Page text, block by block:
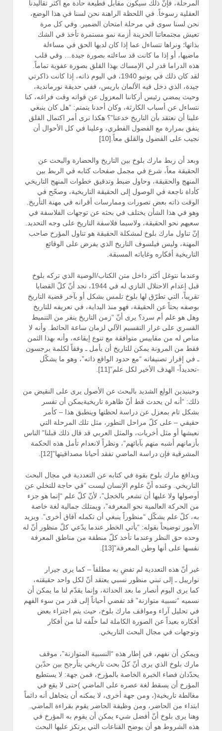
المرحلة، فإنّ ذلك سيكون مقابل قطيعة حادة مع أكثر تقاليدنا
العقلية رسوخاً. في اللحظة الراهنة نحن لسنا في هذا الوضع،
نحن لسنا سوى في مرحلة امتحان الضمير. وفي كل مرة
تعيش مجتمعاتنا الحزينة أزمة نمو مستمرة تأخذ في الشك
بذاتها؛ ونراها تتساءل عما إذا كان لديها الحق في مساءلة
ماضيها، أو إذا ما كانت قد ساءلته بصورة جيدة… وفي قلب
هذه الدراما قدر لي الإمساك بهذا القلق بصورة عفوية تماماً.
لقد كان ذلك في يونيو 1940، في اليوم ذاته، إذا كانت ذاكرتي
جيدة، الذي دخل فيه الألمان باريس، ففي حديقة نورماندية،
وحيث يمضي رئيس أركاننا المعزول عن قواته وقت فراغه، كنا
نتساءل عن أسباب الكارثة، وكان أحدنا يتمتم: “هل كان ينبغي
علينا أن نعتقد بأن التاريخ خدعنا”؟ هكذا نرى أمر اكتمال القلق
يتفق بمرارة مع الفضول الفطري، وعلينا في كل الأحوال أن
نجيب على الفضول والقلق معاً.[10]
وبعد أن ربط مارك بلوخ بين التاريخ والحضارة والبحث عن
الحقيقة معاً، شرع في مجمل صفحات كتابه في الربط بين
المنهج والحقيقة، وحاول ضبط وتدقيق خطوات المنهج التاريخي
كأداة ناجعة في الوصول إلى الحقيقة التاريخية، وصحّح في
الوقت ذاته بعض تصورات وممارسات أقرانه في مهنة التأريخ.
وهو في هذا الشأن يختلف في بحثه عن توجهات الفلاسفة في
سعيهم نحو الحقيقة، ولاسيما فلاسفة التاريخ على وجه التحديد.
إنّ تناول مارك بلوخ لمشكلة الحقيقة هو تناول المؤرخ صاحب
المهنة، وليس فيلسوف التاريخ الذي يفرض على الوقائع
التاريخية أفكاره وغاياته المسبقة.
وعندما نتوغل أكثر داخل متن الكتاب/الوصية الذي تركه بلوخ
قبل إعدام الاحتلال النازي له في 1944، نجد أنّ كلّ القضايا
تقريباً، التي تطرّق لها بلوخ تلمس بشكل أو بآخر قضية التاريخ
بوصفه بحثاً عن الحقيقة، فهو منذ البداية، في تعريفه للتاريخ
وهل هو علم أم سرد؟ يرى أنّ “زمن التاريخ ينفر من التنميط
القسري على غرار التقسيم الآلي لزمان ساعة الحائط. وأنه لا
مناص له من مقاييس متوافقة مع تنوع إيقاعه، وأنه بهذا الثمن
فقط من المرونة يمكن للتاريخ أن يأمل ـ وفقاً لكلمة برجسون
ـ في إقرار تصنيفاته “مع حدود الواقع ذاته”، وهو ما يشكّل
-تحديداً- الهدف الأخير لكل علم”[11].
وحينيدين الولع الشديد بالبحث عن الأصول يرى على النقيض من
ذلك: “أنه لن يحدث قط أنّ ظاهرة تاريخيةيمكن أن تفسر
بشكل تام بمعزل عن دراسة لحظتها وينطبق هذا – كأمر
حقيقي – على كلّ مراحل التطور، مثل تلك المرحلة التي
نعيشها أو مثل أخريات، والمثل العربي قد قال ذلك قبلنا” الناس
بأزمانهم أشبه منهم بآبائهم”، ونظراً لانعدام تأمل هذه الحكمة
المشرقية فإن دراسة الماضي تفقد أحيانا مصداقيتها”[12].
ويدافع مارك بلوخ بقوة في كتابه عن التعددية في مجال البحث
التاريخي. وعنده أنّ علوم الإنسان ليست “في حاجة للتخلي عن
أوصولها ولا عليها أن تشعر بالخجل”، لأنّ كلّ علم “إنما هو جزء
من الحركة العالمية نحو المعرفة”، ويمتلك جمالية لغة خاصة
به، كلّ علم يشكّل “منظوراً ينبغي أن تكمله آفاق أخرى”. ويزيد
الأمور توضيحاً بقوله: “يأتي الخطر عندما يدّعي كلّ منظور أنّ له
وحده حق النظر وعندما تأخذ كلّ منطقة من مناطق المعرفة
نفسها على أنها وطن المعرفة”[13].
غير أنّ هذه التعددية لم تفضِ به مطلقاً – كما يرى جيرار
نوارييل ـ إلى تبني منظور نسبي يعتقد أنّ لكل واحد حقيقته،
كما يرى اليوم أنصار ما بعد الحداثة، وإنما يقدّم لنا ما يمكن أن
نسميه “نسبية متوازنة” قد تفضي أحياناً إلى قدر من سوء الفهم
في تحليل آراء ومواقف مارك بلوخ، حيث يتم اجتزاء بعض
أفكاره بعيداً عن الصورة الكاملة لما خلّفه لنا من أفكار
وتوجهات في مجال البحث التاريخي.
ويمكن أن نفهم، في إطار هذه “النسبية المتوازنة”، موقف
مارك بلوخ الذي يرى أنّ كلّ بحث تاريخي يتأرجح بين حدّين
يحدّدان فضاء الخبرة الخاصة بالمؤرخ، فمن جهة: لا يستطيع
المؤرخ أن يسقط لغة عصره على الماضي )حتى لا يقع في
مغالطة تاريخية(، ومن جهة أخرى، لا يمكنه أن يتجاهل أنه دائماً
ابتداء من الحاضر، ومن وظيفة الحاضر يقوم بقراءة الماضي.
وهنا يرى بلوخ أنّ أفضل شيء يمكن أن يقوم به المؤرخ في
هذه الشروط هو أن يوضح القناعات التي يرتكز عليها البحث